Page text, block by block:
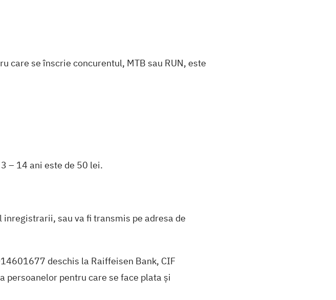
care se înscrie concurentul, MTB sau RUN, este
– 14 ani este de 50 lei.
sau va fi transmis pe adresa de
deschis la Raiffeisen Bank, CIF
pentru care se face plata și